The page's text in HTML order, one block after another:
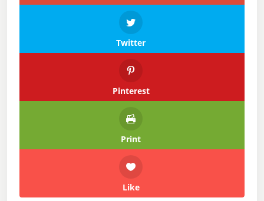
Twitter
Pinterest
Print
Like